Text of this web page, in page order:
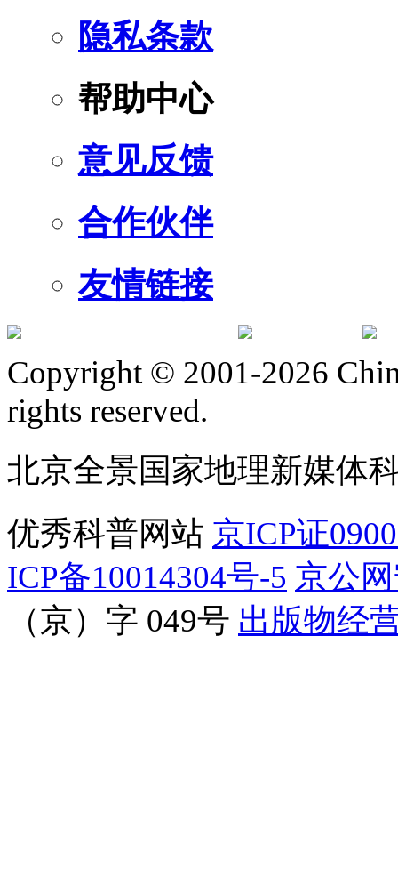
隐私条款
帮助中心
意见反馈
合作伙伴
友情链接
Copyright © 2001-2026
rights reserved.
北京全景国家地理新媒体
优秀科普网站 京ICP证
ICP备10014304号-5 京公
（京）字 049号 出版物经